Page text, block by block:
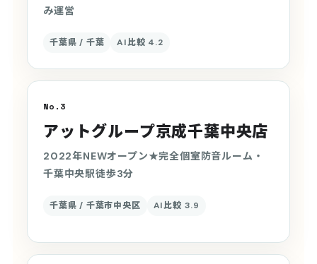
み運営
千葉県 / 千葉 AI比較 4.2
No.3
アットグループ京成千葉中央店
2022年NEWオープン★完全個室防音ルーム・
千葉中央駅徒歩3分
千葉県 / 千葉市中央区 AI比較 3.9